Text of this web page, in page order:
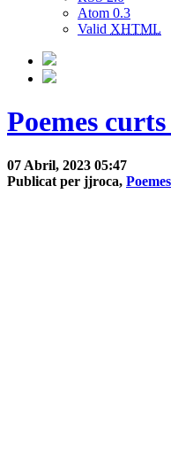
Atom 0.3
Valid XHTML
Poemes
07 Abril, 2023 05:47
Publicat per jjroca,